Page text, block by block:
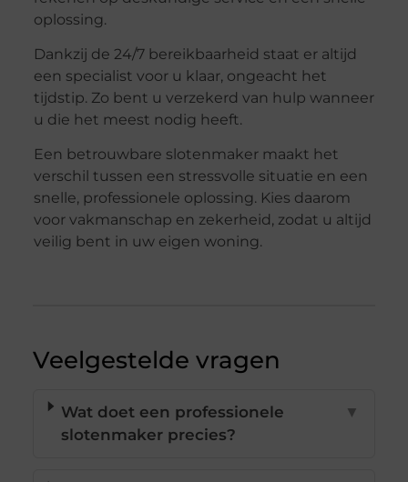
oplossing.
Dankzij de 24/7 bereikbaarheid staat er altijd
een specialist voor u klaar, ongeacht het
tijdstip. Zo bent u verzekerd van hulp wanneer
u die het meest nodig heeft.
Een betrouwbare slotenmaker maakt het
verschil tussen een stressvolle situatie en een
snelle, professionele oplossing. Kies daarom
voor vakmanschap en zekerheid, zodat u altijd
veilig bent in uw eigen woning.
Veelgestelde vragen
Wat doet een professionele
slotenmaker precies?
▼